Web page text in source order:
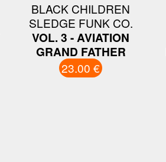
BLACK CHILDREN
SLEDGE FUNK CO.
VOL. 3 - AVIATION
GRAND FATHER
23.00 €